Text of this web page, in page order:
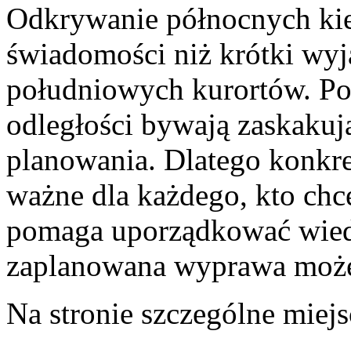
Odkrywanie północnych
świadomości niż krótki
południowych kurortów.
odległości bywają
planowania. Dlatego
ważne dla każdego, kto
pomaga uporządkować
zaplanowana wyprawa
Na stronie szczególne